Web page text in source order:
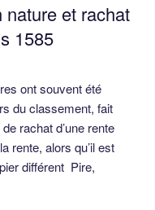
et rachat
1585
ont souvent été
du classement, fait
rachat d’une rente
rente, alors qu’il est
différent Pire,